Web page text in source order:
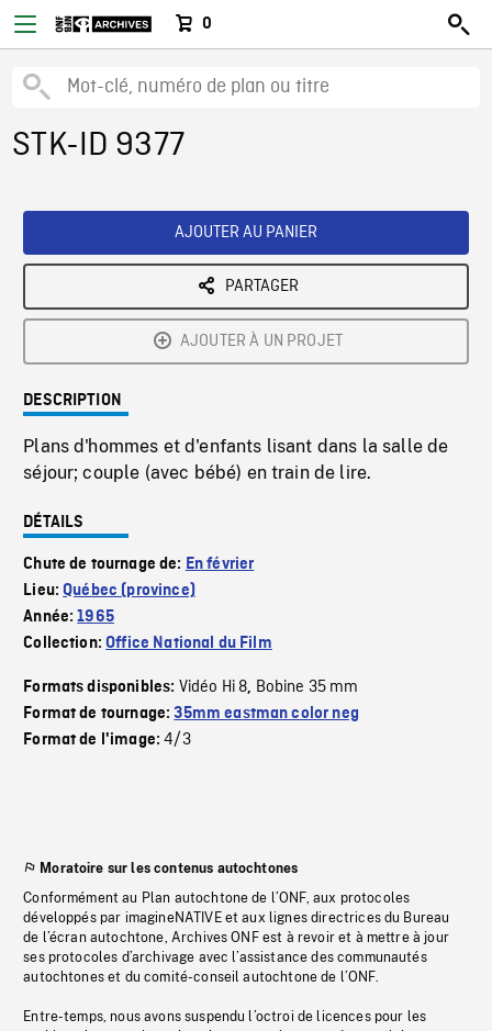
0
STK-ID 9377
AJOUTER AU PANIER
PARTAGER
AJOUTER À UN PROJET
DESCRIPTION
Plans d'hommes et d'enfants lisant dans la salle de
séjour; couple (avec bébé) en train de lire.
DÉTAILS
Chute de tournage de: En février
Lieu:Québec (province)
Année:1965
Collection:Office National du Film
Formats disponibles: Vidéo Hi 8, Bobine 35 mm
Format de tournage:35mm eastman color neg
Format de l'image:4/3
Moratoire sur les contenus autochtones
Conformément au Plan autochtone de l’ONF, aux protocoles
développés par imagineNATIVE et aux lignes directrices du Bureau
de l’écran autochtone, Archives ONF est à revoir et à mettre à jour
ses protocoles d’archivage avec l’assistance des communautés
autochtones et du comité-conseil autochtone de l’ONF.
Entre-temps, nous avons suspendu l’octroi de licences pour les